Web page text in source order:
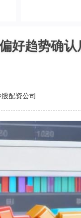
好趋势确
配资公司